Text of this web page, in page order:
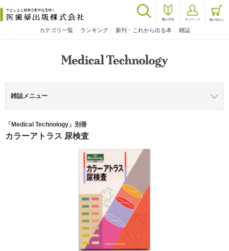
カテゴリ一覧 ランキング 新刊・これから出る本 雑誌
雑誌メニュー
「Medical Technology」別冊
カラーアトラス 尿検査